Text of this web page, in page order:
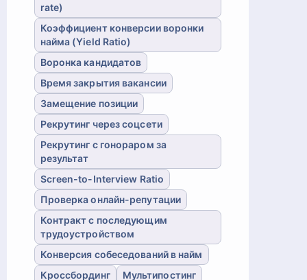
rate)
Коэффициент конверсии воронки
найма (Yield Ratio)
Воронка кандидатов
Время закрытия вакансии
Замещение позиции
Рекрутинг через соцсети
Рекрутинг с гонораром за
результат
Screen-to-Interview Ratio
Проверка онлайн-репутации
Контракт с последующим
трудоустройством
Конверсия собеседований в найм
Кроссбординг
Мультипостинг